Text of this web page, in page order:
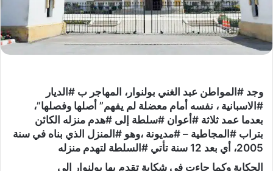
وجد #المواطن عبد الغني بولنوار، المهاجر ب #الديار
#الاسبانية ، نفسه أمام معضلة لم يفهم” أصلها وفصلها”،
بعدما عمد ثلاثة #أعوان #سلطة إلى #هدم منزله الكائن
بتراب #المجاطية – #مديونة ،وهو #المنزل الذي بناه في سنة
2005، أي بعد 12 سنة تأتي #السلطة لتهدم منزله
الحكاية وكما جاءت في شكاية تقدم بها بولنوار إلى